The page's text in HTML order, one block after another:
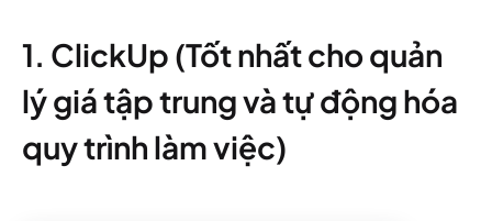
1. ClickUp (Tốt nhất cho quản
lý giá tập trung và tự động hóa
quy trình làm việc)